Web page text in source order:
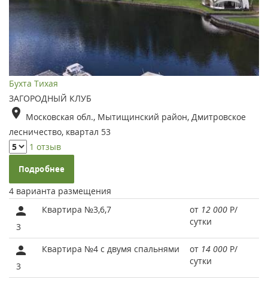
Бухта Тихая
ЗАГОРОДНЫЙ КЛУБ
Московская обл., Мытищинский район, Дмитровское
лесничество, квартал 53
1 отзыв
Подробнее
4 варианта размещения
3
Квартира №3,6,7 от 12 000 Р/
сутки
3
Квартира №4 с двумя спальнями от 14 000 Р/
сутки